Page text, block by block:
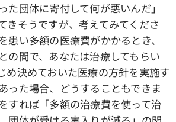
団体に寄付して何が悪いんだ」
きそうですが、考えてみてくださ
患い多額の医療費がかかるとき、
の間で、あなたは治療してもらい
め決めておいた医療の方針を実施す
った場合、どうすることもできま
すれば「多額の治療費を使って治